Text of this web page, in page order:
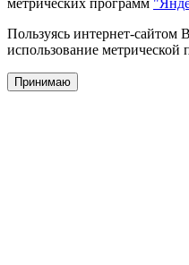
Пользуясь интернет-сайтом
использование
Принимаю